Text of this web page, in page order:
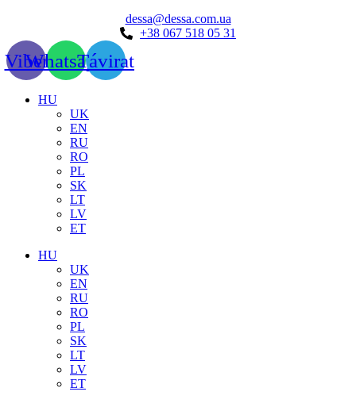
dessa@dessa.com.ua
+38 067 518 05 31
ViberWhatsappTávirat
HU
UK
EN
RU
RO
PL
SK
LT
LV
ET
HU
UK
EN
RU
RO
PL
SK
LT
LV
ET